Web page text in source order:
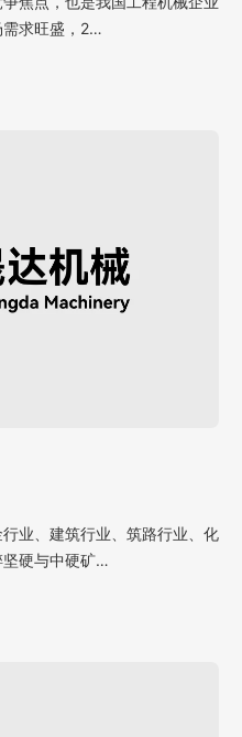
需求旺盛，2…
业、建筑行业、筑路行业、化
坚硬与中硬矿…